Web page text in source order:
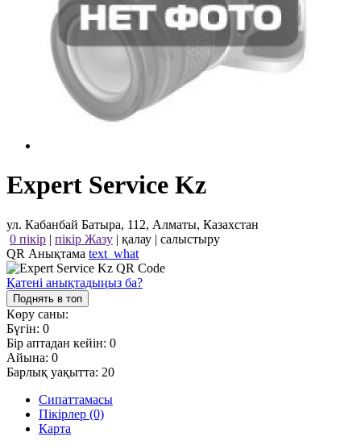
Expert Service Kz
ул. Кабанбай Батыра, 112, Алматы, Казахстан
0 пікір | пікір Жазу | қалау | салыстыру
QR Анықтама text_what
Қатені анықтадыңыз ба?
Поднять в топ
Көру саны:
Бүгін: 0
Бір аптадан кейін: 0
Айына: 0
Барлық уақытта: 20
Сипаттамасы
Пікірлер (0)
Карта